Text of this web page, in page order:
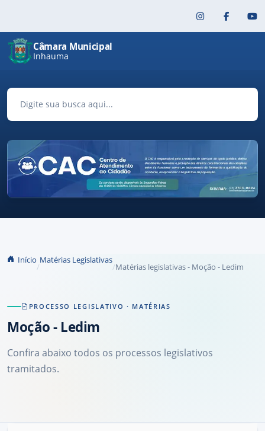
Câmara Municipal
Inhauma
Início Matérias Legislativas
Matérias legislativas - Moção - Ledim
PROCESSO LEGISLATIVO · MATÉRIAS
Moção- Ledim
Confira abaixo todos os processos legislativos
tramitados.